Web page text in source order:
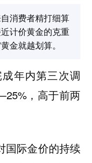
消费者精打细算
计价黄金的克重
金就越划算。
年内第三次调
，高于前两
国际金价的持续